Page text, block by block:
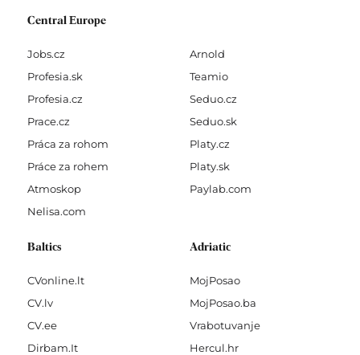
Central Europe
Jobs.cz
Profesia.sk
Profesia.cz
Prace.cz
Práca za rohom
Práce za rohem
Atmoskop
Nelisa.com
Arnold
Teamio
Seduo.cz
Seduo.sk
Platy.cz
Platy.sk
Paylab.com
Baltics
CVonline.lt
CV.lv
CV.ee
Dirbam.It
Adriatic
MojPosao
MojPosao.ba
Vrabotuvanje
Hercul.hr